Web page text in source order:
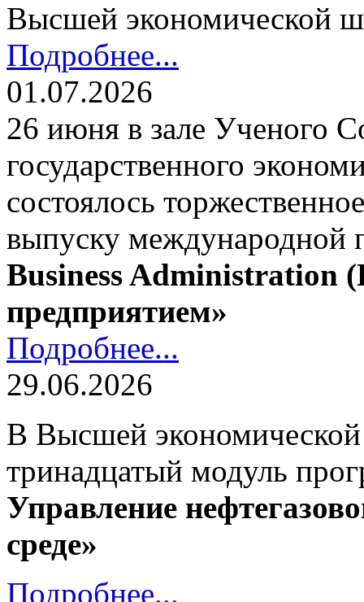
Высшей экономической
Подробнее...
01.07.2026
26 июня в зале Ученого
государственного
состоялось
выпуску
Business Administration
предприятием»
Подробнее...
29.06.2026
В Высшей
тринадцатый модуль
Управление
среде»
Подробнее...